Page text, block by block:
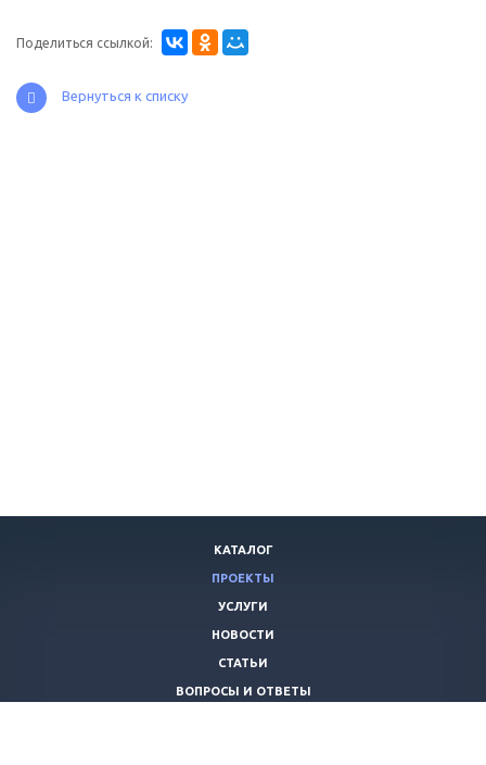
Поделиться ссылкой:
Вернуться к списку
КАТАЛОГ
ПРОЕКТЫ
УСЛУГИ
НОВОСТИ
СТАТЬИ
ВОПРОСЫ И ОТВЕТЫ